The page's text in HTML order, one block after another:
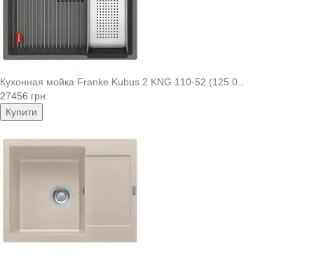
Кухонная мойка Franke Kubus 2 KNG 110-52 (125.0..
27456 грн.
Купити